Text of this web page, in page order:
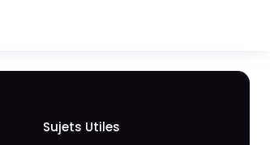
Sujets Utiles